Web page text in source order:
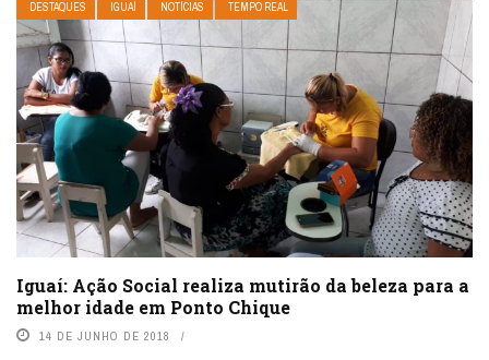
DESTAQUES IGUAÍ NOTÍCIAS TEMPO REAL
Iguaí: Ação Social realiza mutirão da beleza para a
melhor idade em Ponto Chique
14 DE JUNHO DE 2018